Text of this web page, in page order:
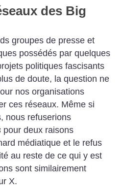
des Big
groupes de presse et
possédés par quelques
politiques fascisants
de doute, la question ne
nos organisations
ces réseaux. Même si
nous refuserions
pour deux raisons
médiatique et le refus
au reste de ce qui y est
sont similairement
X.